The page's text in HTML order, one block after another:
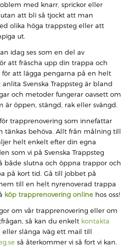
med knarr, sprickor eller
att bli så tjockt att man
olika höga trappsteg eller att
ut.
idag ses som en del av
att fräscha upp din trappa och
för att lägga pengarna på en helt
Svenska Trappsteg är bland
och metoder fungerar oavsett om
är öppen, stängd, rak eller svängd.
trapprenovering som innefattar
tänkas behöva. Allt från målning till
helt enkelt efter din egna
som vi på Svenska Trappsteg
både slutna och öppna trappor och
på kort tid. Gå till jobbet på
till en helt nyrenoverad trappa
köp trapprenoveringonlinehos oss!
om vår trapprenovering eller om
så kan du enkelt kontakta
eller slänga iväg ett mail till
så återkommer vi så fort vi kan.